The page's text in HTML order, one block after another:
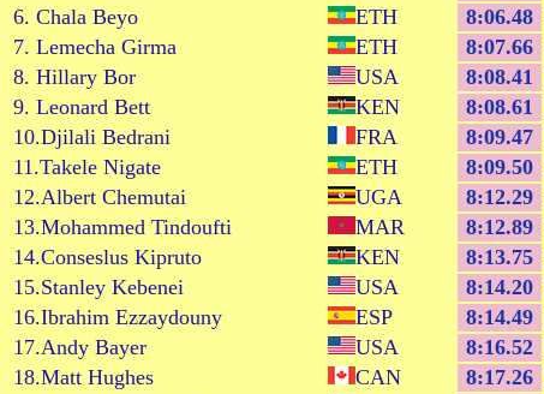
6. Chala Beyo
ETH 8:06.48
7. Lemecha Girma
ETH 8:07.66
8. Hillary Bor
USA 8:08.41
9. Leonard Bett
KEN 8:08.61
10.Djilali Bedrani
FRA 8:09.47
11.Takele Nigate
ETH 8:09.50
12.Albert Chemutai
UGA 8:12.29
13.Mohammed Tindoufti
MAR 8:12.89
14.Conseslus Kipruto
KEN 8:13.75
15.Stanley Kebenei
USA 8:14.20
16.Ibrahim Ezzaydouny
ESP 8:14.49
17.Andy Bayer
USA 8:16.52
18.Matt Hughes
CAN 8:17.26